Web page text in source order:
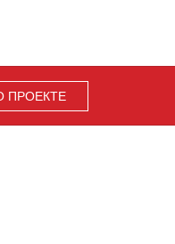
ПРОЕКТЕ